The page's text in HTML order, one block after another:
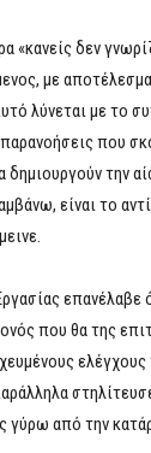
«κανείς δεν
με
λύνεται με το
παρανοήσεις που
δημιουργούν την
είναι το
επανέλαβε
που θα της
γύρω από την